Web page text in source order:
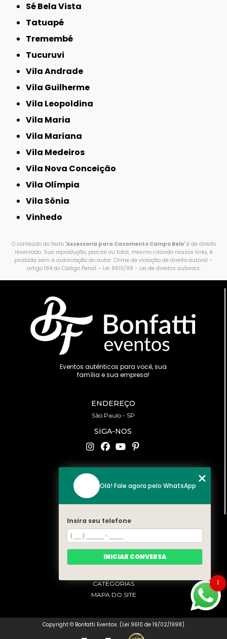
Sé Bela Vista
Tatuapé
Tremembé
Tucuruvi
Vila Andrade
Vila Guilherme
Vila Leopoldina
Vila Maria
Vila Mariana
Vila Medeiros
Vila Nova Conceição
Vila Olímpia
Vila Sônia
Vinhedo
O conteúdo do texto "Assessoria para Casamento Campo Belo" é de direito
reservado. Sua reprodução, parcial ou total, mesmo citando nossos links, é
proibida sem a autorização do autor. Crime de violação de direito autoral –
artigo 184 do Código Penal – Lei 9610/98 - Lei de direitos autorais.
Eventos autênticos para você, sua
família e sua empresa!
ENDEREÇO
São Paulo - SP
SIGA-NOS
CONTATO
(11) 94519-2422
contato@bonfattieventos.com.br
MENU
HOME
A BONFATTI
SERVIÇOS
CATEGORIAS
MAPA DO SITE
Copyright © Bonfatti Eventos. (Lei 9610 de 19/02/1998)
1
Olá! Fale agora pelo WhatsApp
Insira seu telefone
INICIAR CONVERSA